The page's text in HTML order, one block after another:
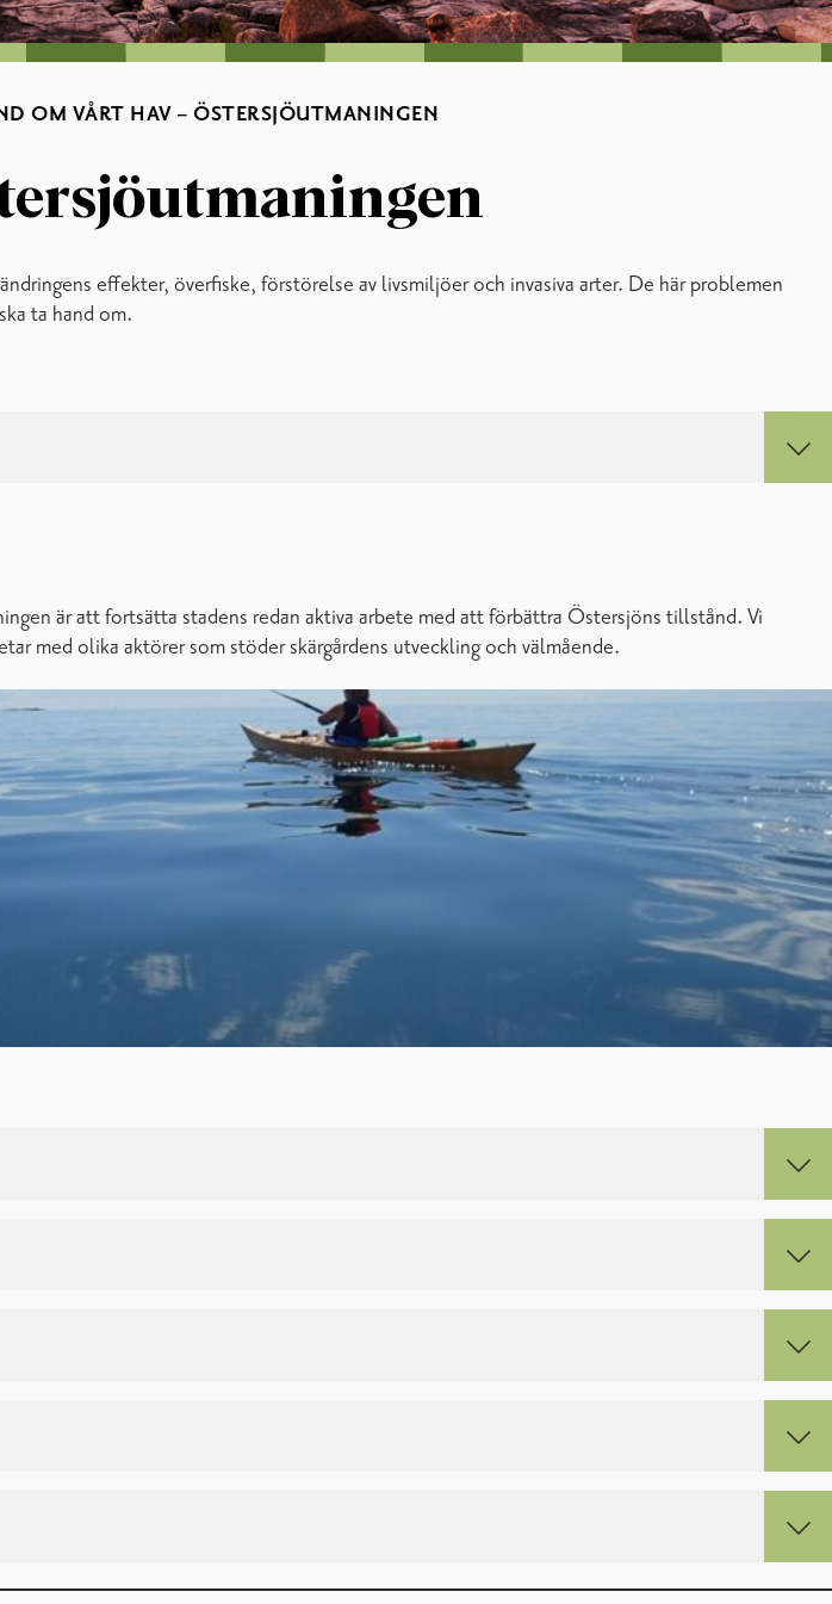
OM VÅRT HAV – ÖSTERSJÖUTMANINGEN
effekter, överfiske, förstörelse av livsmiljöer och invasiva arter. De här problemen
ta hand om.
är att fortsätta stadens redan aktiva arbete med att förbättra Östersjöns tillstånd. Vi
med olika aktörer som stöder skärgårdens utveckling och välmående.